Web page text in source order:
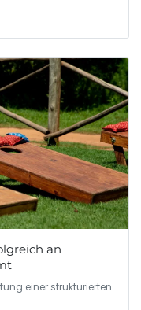
an
einer strukturierten